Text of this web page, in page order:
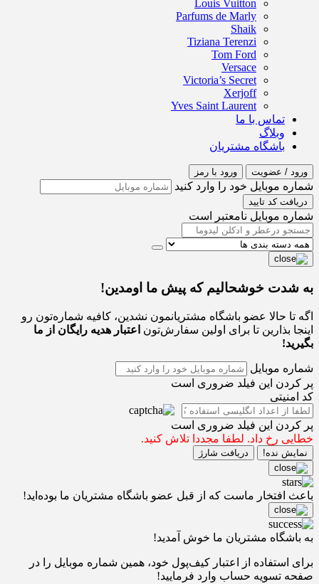
Louis Vuitton
Parfums de Marly
Shaik
Tiziana Terenzi
Tom Ford
Versace
Victoria’s Secret
Xerjoff
Yves Saint Laurent
تماس با ما
وبلاگ
باشگاه مشتریان
ورود / عضویت ورود با رمز
شماره موبایل خود را وارد کنید
دریافت کد تایید
شماره موبایل نامعتبر است
به شدت خوشحالیم که پیش ما اومدین!
اگه تا حالا عضو باشگاه مشتریانمون نشدین، کافیه شماره‌تون رو
اینجا بذارین تا برای اولین سفارش‌تون اعتبار هدیه رایگان از ما
بگیرید!
شماره موبایل
پر کردن این فیلد ضروری است
کد امنیتی
پر کردن این فیلد ضروری است
خطایی رخ داد. لطفا مجددا تلاش کنید.
نمایش نده! دریافت شارژ
باعث افتخار ماست که از قبل عضو باشگاه مشتریان ما بوده‌اید!
به باشگاه مشتریان ما خوش آمدید!
برای استفاده از اعتبار کیف‌پول خود، همین شماره موبایل را در
صفحه تسویه حساب وارد فرمایید!